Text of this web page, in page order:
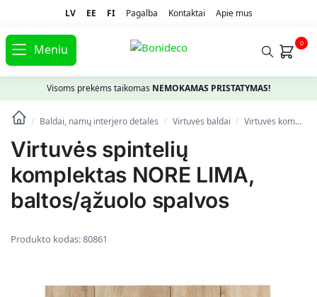
LV EE FI Pagalba Kontaktai Apie mus
Meniu 0
Visoms prekėms taikomas NEMOKAMAS PRISTATYMAS!
/ Baldai, namų interjero detalės / Virtuvės baldai / Virtuvės komplektai
Virtuvės spintelių
komplektas NORE LIMA,
baltos/ąžuolo spalvos
Produkto kodas:80861